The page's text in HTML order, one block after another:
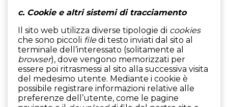
c. Cookie e altri sistemi di tracciamento
Il sito web utilizza diverse tipologie di cookies
che sono piccoli filedi testo inviati dal sito al
terminale dell’interessato (solitamente al
browser), dove vengono memorizzati per
essere poi ritrasmessi al sito alla successiva visita
del medesimo utente. Mediante i cookie è
possibile registrare informazioni relative alle
preferenze dell’utente, come le pagine